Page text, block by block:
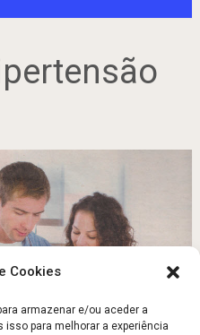
Cookies
armazenar e/ou aceder a
para melhorar a experiência